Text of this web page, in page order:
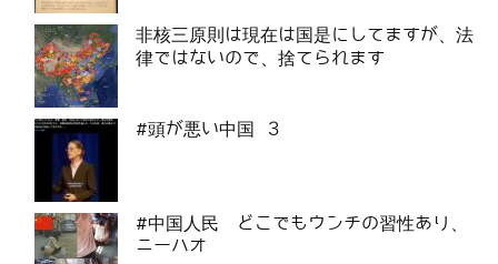
非核三原則は現在は国是にしてますが、法
律ではないので、捨てられます
#頭が悪い中国 3
#中国人民 どこでもウンチの習性あり、
ニーハオ